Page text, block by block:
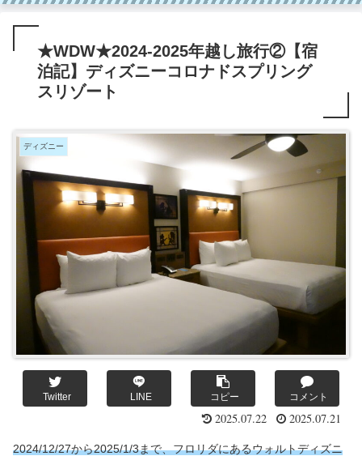
★WDW★2024-2025年越し旅行②【宿
泊記】ディズニーコロナドスプリング
スリゾート
ディズニー
Twitter LINE コピー コメント
2025.07.22 2025.07.21
2024/12/27から2025/1/3まで、フロリダにあるウォルトディズニ